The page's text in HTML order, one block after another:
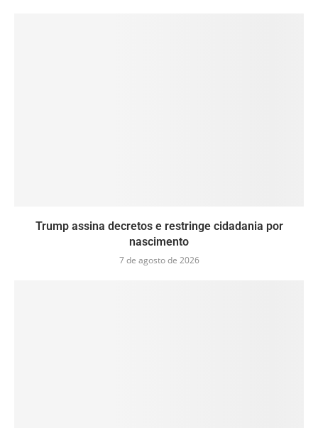
Trump assina decretos e restringe cidadania por
nascimento
7 de agosto de 2026